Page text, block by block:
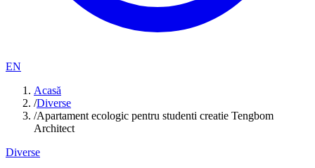
EN
Acasă
/Diverse
/Apartament ecologic pentru studenti creatie Tengbom
Architect
Diverse